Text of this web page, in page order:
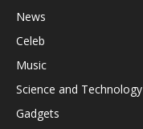
News
Celeb
Music
Science and Technology
Gadgets